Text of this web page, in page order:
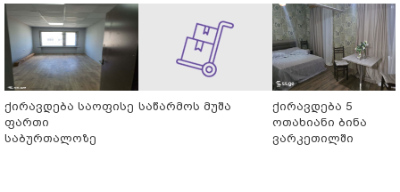
ქირავდება საოფისე
ფართი
საბურთალოზე
საწარმოს მუშა
ქირავდება 5
ოთახიანი ბინა
ვარკეთილში